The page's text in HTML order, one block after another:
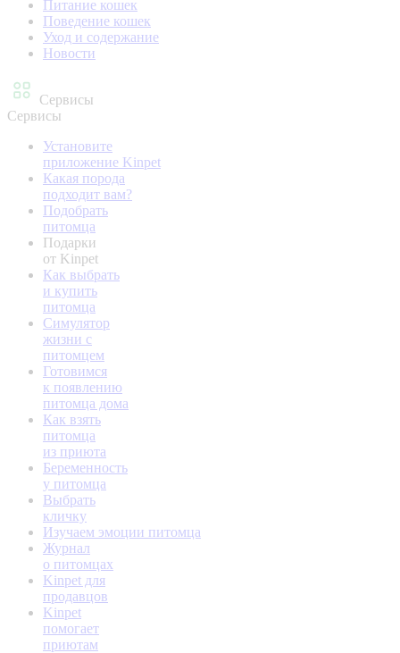
Питание кошек
Поведение кошек
Уход и содержание
Новости
Сервисы
Сервисы
Установите
приложение Kinpet
Какая порода
подходит вам?
Подобрать
питомца
Подарки
от Kinpet
Как выбрать
и купить
питомца
Симулятор
жизни с
питомцем
Готовимся
к появлению
питомца дома
Как взять
питомца
из приюта
Беременность
у питомца
Выбрать
кличку
Изучаем эмоции питомца
Журнал
о питомцах
Kinpet для
продавцов
Kinpet
помогает
приютам